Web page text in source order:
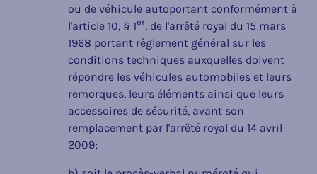
ou de véhicule autoportant conformément à
l'article 10, § 1er, de l'arrêté royal du 15 mars
1968 portant règlement général sur les
conditions techniques auxquelles doivent
répondre les véhicules automobiles et leurs
remorques, leurs éléments ainsi que leurs
accessoires de sécurité, avant son
remplacement par l'arrêté royal du 14 avril
2009;